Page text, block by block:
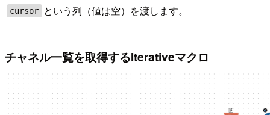
cursor という列（値は空）を渡します。
チャネル一覧を取得するIterativeマクロ